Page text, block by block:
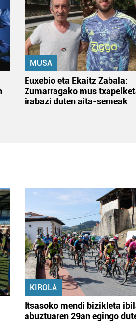
MUSA
Euxebio eta Ekaitz Zabala:
Zumarragako mus
irabazi duten aita-semeak
KIROLA
Itsasoko mendi bizikleta
abuztuaren 29an egingo